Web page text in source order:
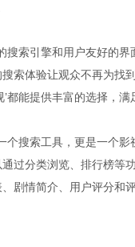
搜索引擎和用户友好的
索体验让观众不再为找
’都能提供丰富的选择，
个搜索工具，更是一个
过分类浏览、排行榜等
剧情简介、用户评分和